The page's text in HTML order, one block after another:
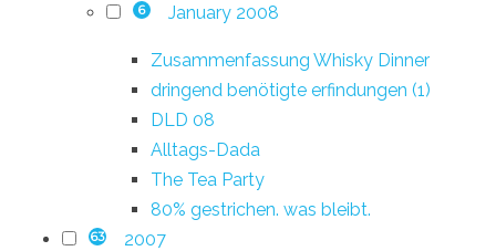
6 January 2008
Zusammenfassung Whisky Dinner
dringend benötigte erfindungen (1)
DLD 08
Alltags-Dada
The Tea Party
80% gestrichen. was bleibt.
63 2007